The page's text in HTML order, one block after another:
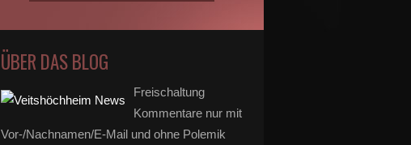
ÜBER DAS BLOG
Freischaltung
Kommentare nur mit
Vor-/Nachnamen/E-Mail und ohne Polemik